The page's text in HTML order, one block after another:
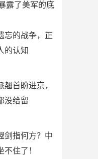
露了美军的底
忘的战争，正
的认知
翘首盼进京，
没给留
剑指何方？中
不住了！